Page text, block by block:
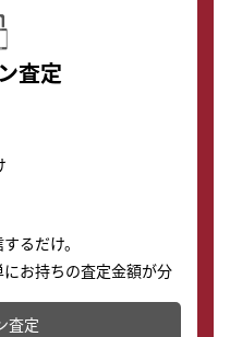
査定
るだけ。
お持ちの査定金額が分
査定